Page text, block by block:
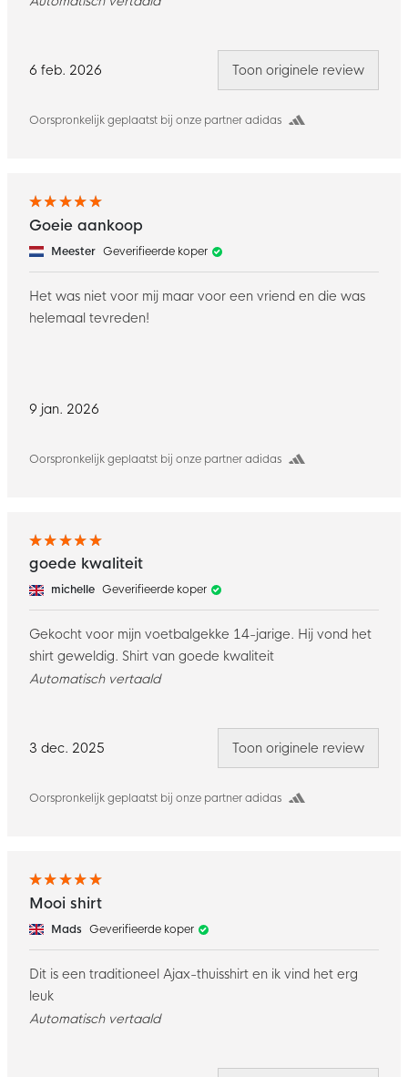
6 feb. 2026
Oorspronkelijk geplaatst bij onze partner adidas
Toon originele review
9 jan. 2026
Oorspronkelijk geplaatst bij onze partner adidas
Goeie aankoop
Meester Geverifieerde koper
Het was niet voor mij maar voor een vriend en die was
helemaal tevreden!
3 dec. 2025
Oorspronkelijk geplaatst bij onze partner adidas
goede kwaliteit
michelle Geverifieerde koper
Gekocht voor mijn voetbalgekke 14-jarige. Hij vond het
shirt geweldig. Shirt van goede kwaliteit
Automatisch vertaald
Toon originele review
Mooi shirt
Mads Geverifieerde koper
Dit is een traditioneel Ajax-thuisshirt en ik vind het erg
leuk
Automatisch vertaald